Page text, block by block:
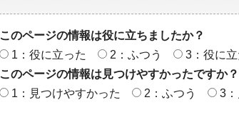
このページの情報は役に立ちましたか？
1：役に立った
2：ふつう
3：役に
このページの情報は見つけやすかったですか？
1：見つけやすかった
2：ふつう 3